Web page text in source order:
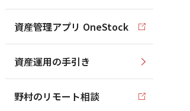
資産管理アプリ OneStock
資産運用の手引き
野村のリモート相談